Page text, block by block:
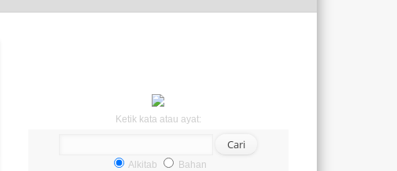
Ketik kata atau ayat:
Alkitab Bahan